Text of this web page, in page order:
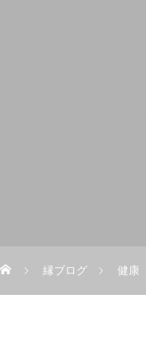
縁ブログ 健康